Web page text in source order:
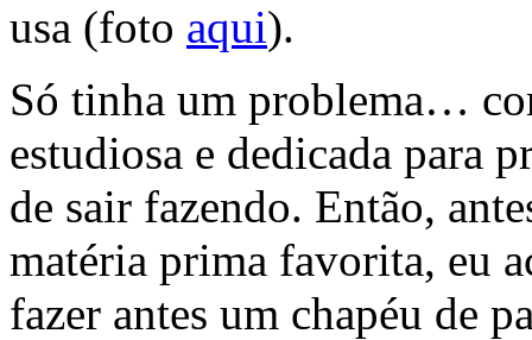
usa (foto aqui).
Só tinha um problema…
estudiosa e dedicada para
de sair fazendo. Então,
matéria prima favorita, eu
fazer antes um chapéu de